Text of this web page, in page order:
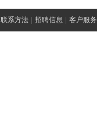
联系方法 招聘信息 客户服务